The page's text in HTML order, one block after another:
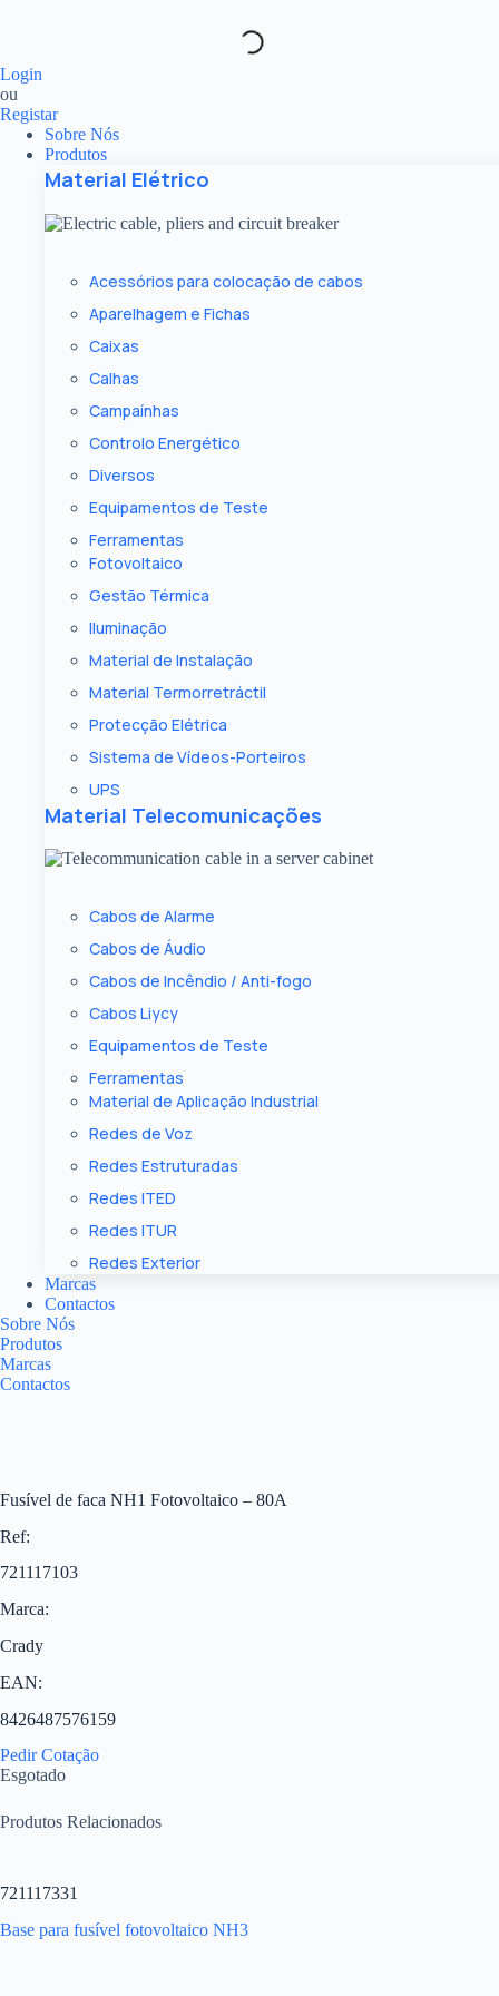
conteúdo
Login
ou
Registar
Sobre Nós
Produtos
Material Elétrico
Acessórios para colocação de cabos
Aparelhagem e Fichas
Caixas
Calhas
Campaínhas
Controlo Energético
Diversos
Equipamentos de Teste
Ferramentas
Fotovoltaico
Gestão Térmica
Iluminação
Material de Instalação
Material Termorretráctil
Protecção Elétrica
Sistema de Vídeos-Porteiros
UPS
Material Telecomunicações
Cabos de Alarme
Cabos de Áudio
Cabos de Incêndio / Anti-fogo
Cabos Liycy
Equipamentos de Teste
Ferramentas
Material de Aplicação Industrial
Redes de Voz
Redes Estruturadas
Redes ITED
Redes ITUR
Redes Exterior
Marcas
Contactos
Sobre Nós
Produtos
Marcas
Contactos
Fusível de faca NH1 Fotovoltaico – 80A
Ref:
721117103
Marca:
Crady
EAN:
8426487576159
Pedir Cotação
Esgotado
Produtos Relacionados
721117331
Base para fusível fotovoltaico NH3